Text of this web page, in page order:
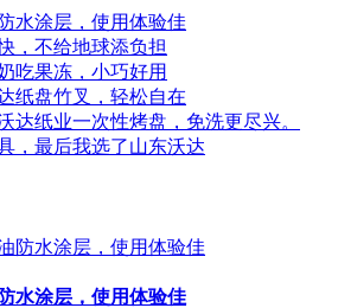
水涂层，使用体验佳
，不给地球添负担
吃果冻，小巧好用
纸盘竹叉，轻松自在
达纸业一次性烤盘，免洗更尽兴。
，最后我选了山东沃达
水涂层，使用体验佳